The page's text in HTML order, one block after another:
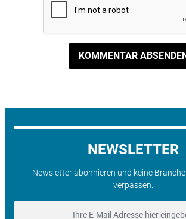
KOMMENTAR ABSENDEN
NEWSLETTER
Newsletter abonnieren und keine
verpassen.